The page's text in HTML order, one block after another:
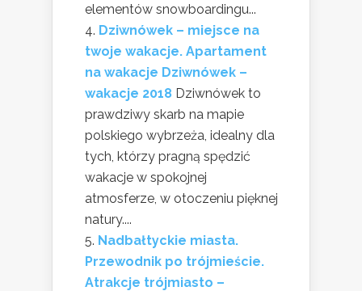
elementów snowboardingu...
Dziwnówek – miejsce na
twoje wakacje. Apartament
na wakacje Dziwnówek –
wakacje 2018 Dziwnówek to
prawdziwy skarb na mapie
polskiego wybrzeża, idealny dla
tych, którzy pragną spędzić
wakacje w spokojnej
atmosferze, w otoczeniu pięknej
natury....
Nadbałtyckie miasta.
Przewodnik po trójmieście.
Atrakcje trójmiasto –